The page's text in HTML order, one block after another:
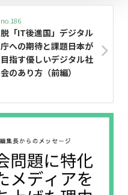
no.186
脱「IT後進国」デジタル
庁への期待と課題――日本が
目指す優しいデジタル社
会のあり方（前編）